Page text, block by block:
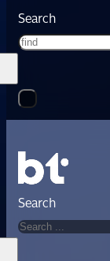
Search
Search